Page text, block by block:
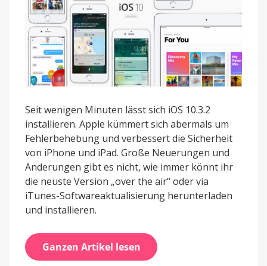
Seit wenigen Minuten lässt sich iOS 10.3.2
installieren. Apple kümmert sich abermals um
Fehlerbehebung und verbessert die Sicherheit
von iPhone und iPad. Große Neuerungen und
Änderungen gibt es nicht, wie immer könnt ihr
die neuste Version „over the air“ oder via
iTunes-Softwareaktualisierung herunterladen
und installieren.
Ganzen Artikel lesen